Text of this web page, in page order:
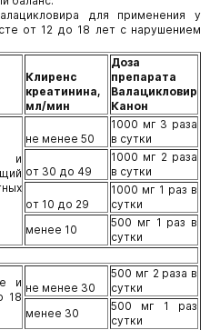
для применения у
от 12 до 18 лет с нарушением
Клиренс
креатинина,
мл/мин
Доза
препарата
Валацикловир
Канон
и
не менее 50
1000 мг 3 раза
в сутки
от 30 до 49
1000 мг 2 раза
в сутки
от 10 до 29
1000 мг 1 раз в
сутки
менее 10
500 мг 1 раз в
сутки
и
18
не менее 30
500 мг 2 раза в
сутки
менее 30
500 мг 1 раз
сутки